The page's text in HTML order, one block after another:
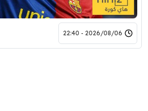
2026/08/06 - 22:40